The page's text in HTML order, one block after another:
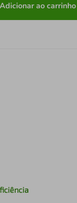
Adicionar ao carrinho